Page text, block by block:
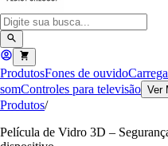
ProdutosFones de ouvido
somControles para televisão Ver
Produtos/
Película de Vidro 3D –